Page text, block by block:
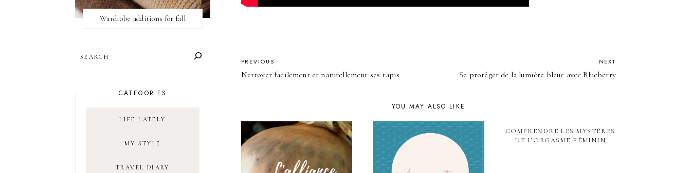
POST
NAVIGATION
PREVIOUS
Nettoyer facilement et naturellement ses tapis
NEXT
Se protéger de la lumière bleue avec Blueberry
YOU MAY ALSO LIKE
COMPRENDRE LES MYSTÈRES
DE L’ORGASME FÉMININ
Wardrobe additions for fall
CATEGORIES
LIFE LATELY
MY STYLE
TRAVEL DIARY